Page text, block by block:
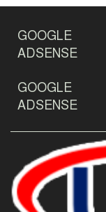
GOOGLE
ADSENSE
GOOGLE
ADSENSE